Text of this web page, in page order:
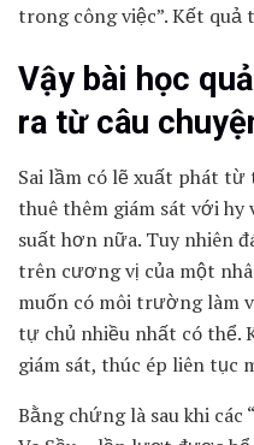
trong công việc”. Kết
Vậy bài học
ra từ câu
Sai lầm có lẽ xuất phát
thuê thêm giám sát với hy
suất hơn nữa. Tuy nhiên
trên cương vị của một
muốn có môi trường làm
tự chủ nhiều nhất có thể.
giám sát, thúc ép liên tục
Bằng chứng là sau khi các